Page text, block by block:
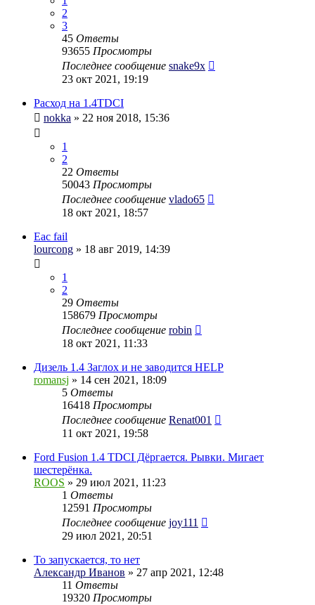
2
3
45 Ответы
93655 Просмотры
Последнее сообщение snake9x
23 окт 2021, 19:19
Расход на 1.4TDCI
nokka » 22 ноя 2018, 15:36
1
2
22 Ответы
50043 Просмотры
Последнее сообщение vlado65
18 окт 2021, 18:57
Eac fail
lourcong » 18 авг 2019, 14:39
1
2
29 Ответы
158679 Просмотры
Последнее сообщение robin
18 окт 2021, 11:33
Дизель 1.4 Заглох и не заводится HELP
romansj » 14 сен 2021, 18:09
5 Ответы
16418 Просмотры
Последнее сообщение Renat001
11 окт 2021, 19:58
Ford Fusion 1.4 TDCI Дёргается. Рывки. Мигает
шестерёнка.
ROOS » 29 июл 2021, 11:23
1 Ответы
12591 Просмотры
Последнее сообщение joy111
29 июл 2021, 20:51
То запускается, то нет
Александр Иванов » 27 апр 2021, 12:48
11 Ответы
19320 Просмотры